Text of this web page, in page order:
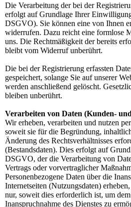
Die Verarbeitung der bei der
erfolgt auf Grundlage Ihrer
DSGVO). Sie können eine von Ihnen
widerrufen. Dazu reicht eine formlose
uns. Die Rechtmäßigkeit der bereits
bleibt vom Widerruf unberührt.
Die bei der Registrierung erfassten
gespeichert, solange Sie auf unserer
werden anschließend gelöscht.
bleiben unberührt.
Verarbeiten von Daten (Kunden-
Wir erheben, verarbeiten und nutzen
soweit sie für die Begründung,
Änderung des Rechtsverhältnisses
(Bestandsdaten). Dies erfolgt auf
DSGVO, der die Verarbeitung von
Vertrags oder vorvertraglicher
Personenbezogene Daten über die
Internetseiten (Nutzungsdaten)
nur, soweit dies erforderlich ist, um
Inanspruchnahme des Dienstes zu